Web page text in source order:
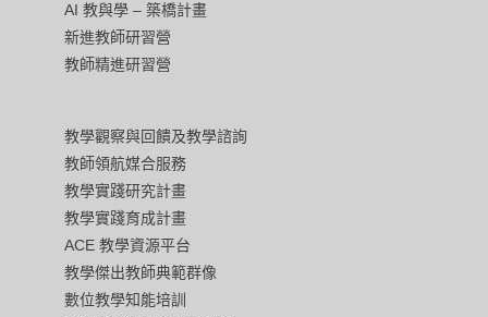
AI 教與學 – 築橋計畫
新進教師研習營
教師精進研習營
教學觀察與回饋及教學諮詢
教師領航媒合服務
教學實踐研究計畫
教學實踐育成計畫
ACE 教學資源平台
教學傑出教師典範群像
數位教學知能培訓